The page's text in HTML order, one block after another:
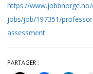
https://www.jobbnorge.no/
jobs/job/197351/
assessment
PARTAGER :